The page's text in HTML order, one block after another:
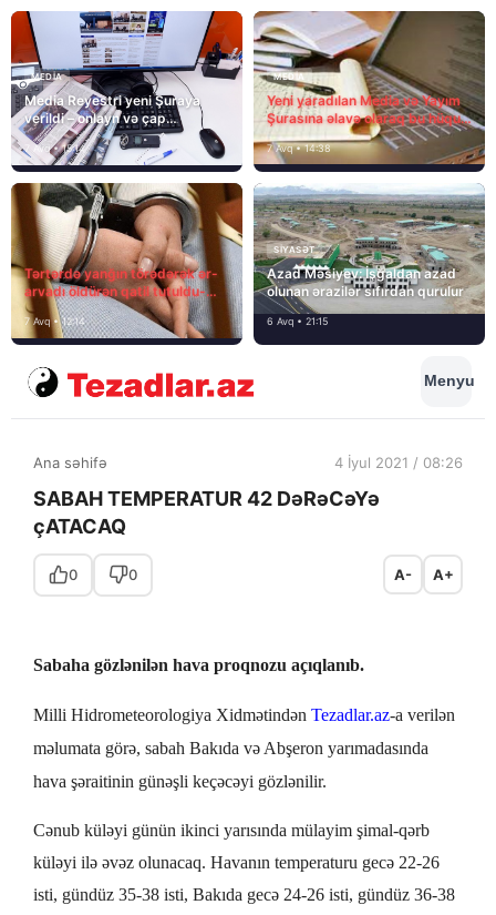
MEDİA
Media Reyestri yeni Şuraya
verildi – onlayn və çap
mediasını nə gözləyir?
7 Avq • 15:14
MEDİA
Yeni yaradılan Media və Yayım
Şurasına əlavə olaraq bu hüquq
və vəzifələr də verilib
7 Avq • 14:38
Tərtərdə yanğın törədərək ər-
arvadı öldürən qatil tutuldu-
SON DƏQİQƏ
7 Avq • 12:14
SIYASƏT
Azad Məsiyev: İşğaldan azad
olunan ərazilər sıfırdan qurulur
6 Avq • 21:15
Menyu
Ana səhifə 4 İyul 2021 / 08:26
SABAH TEMPERATUR 42 DəRəCəYə
çATACAQ
0 0 A- A+
Sabaha gözlənilən hava proqnozu açıqlanıb.
Milli Hidrometeorologiya Xidmətindən Tezadlar.az-a verilən
məlumata görə, sabah Bakıda və Abşeron yarımadasında
hava şəraitinin günəşli keçəcəyi gözlənilir.
Cənub küləyi günün ikinci yarısında mülayim şimal-qərb
küləyi ilə əvəz olunacaq. Havanın temperaturu gecə 22-26
isti, gündüz 35-38 isti, Bakıda gecə 24-26 isti, gündüz 36-38